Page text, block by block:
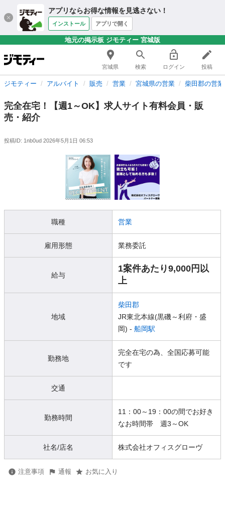
アプリならお得な情報を見逃さない！
インストール アプリで開く
地元の掲示板 ジモティー 宮城版
宮城県 検索 ログイン 投稿
ジモティー アルバイト 販売 営業 宮城県の営業 柴田郡の営業
完全在宅！【週1～OK】求人サイト有料会員・販
売・紹介
投稿ID: 1nb0ud 2026年5月1日 06:53
職種 営業
雇用形態 業務委託
給与
1案件あたり9,000円以
上
地域
柴田郡
JR東北本線(黒磯～利府・盛
岡) - 船岡駅
勤務地
完全在宅の為、全国応募可能
です
交通
勤務時間
11：00～19：00の間でお好き
なお時間帯 週3～OK
社名/店名 株式会社オフィスグローヴ
注意事項 通報 お気に入り